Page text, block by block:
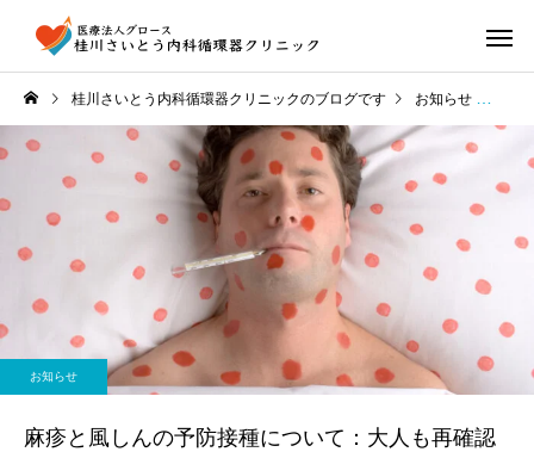
桂川さいとう内科循環器クリニックのブログです お知らせ
お知らせ
麻疹と風しんの予防接種について：大人も再確認